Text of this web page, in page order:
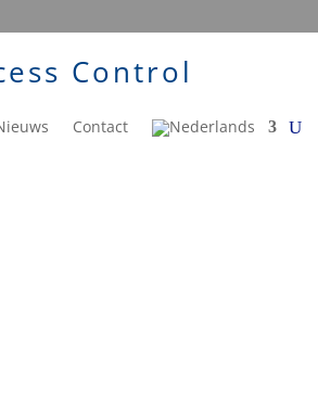
Control
Contact